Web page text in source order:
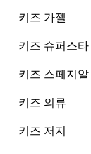
키즈 가젤
키즈 슈퍼스타
키즈 스페지알
키즈 의류
키즈 저지